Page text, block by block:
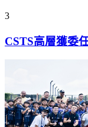
3
CSTS高層獲委